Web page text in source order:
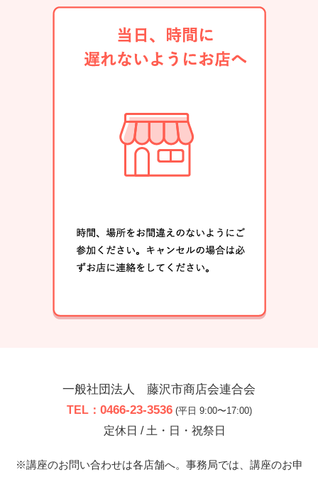
一般社団法人 藤沢市商店会連合会
TEL： 0466-23-3536(平日 9:00〜17:00)
定休日 / 土・日・祝祭日
※講座のお問い合わせは各店舗へ。事務局では、講座のお申